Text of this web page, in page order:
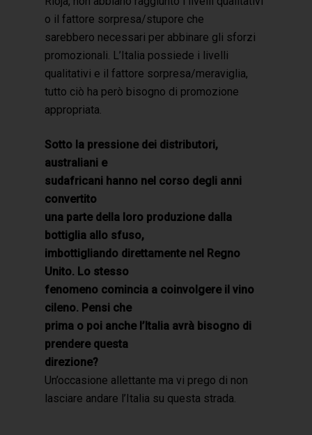
o il fattore sorpresa/stupore che
sarebbero necessari per abbinare gli sforzi
promozionali. L’Italia possiede i livelli
qualitativi e il fattore sorpresa/meraviglia,
tutto ciò ha però bisogno di promozione
appropriata.
Sotto la pressione dei distributori,
australiani e
sudafricani hanno nel corso degli anni
convertito
una parte della loro produzione dalla
bottiglia allo sfuso,
imbottigliando direttamente nel Regno
Unito. Lo stesso
fenomeno comincia a coinvolgere il vino
cileno. Pensi che
prima o poi anche l’Italia avrà bisogno di
prendere questa
direzione?
Un’occasione allettante ma vi prego di non
lasciare andare l’Italia su questa strada.